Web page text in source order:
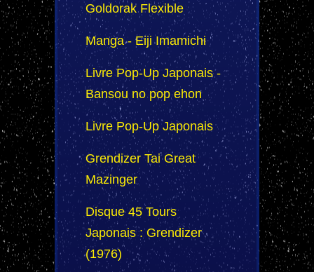
Goldorak Flexible
Manga - Eiji Imamichi
Livre Pop-Up Japonais -
Bansou no pop ehon
Livre Pop-Up Japonais
Grendizer Tai Great
Mazinger
Disque 45 Tours
Japonais : Grendizer
(1976)